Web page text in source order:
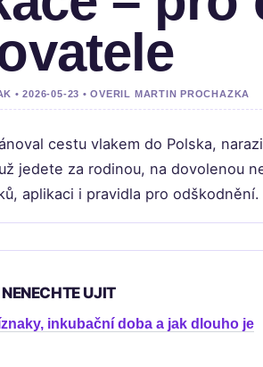
• 2026-05-23 • OVERIL MARTIN PROCHAZKA
cestu vlakem do Polska,
jedete za rodinou, na dovolenou
aplikaci i pravidla pro odškodnění.
UJIT
inkubační doba a jak dlouho je